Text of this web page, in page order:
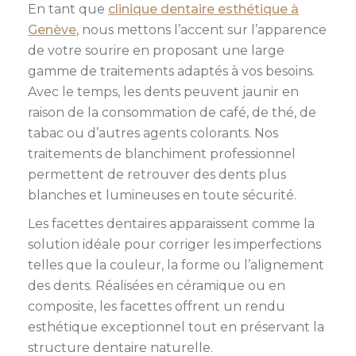
En tant que clinique dentaire esthétique à
Genève, nous mettons l’accent sur l’apparence
de votre sourire en proposant une large
gamme de traitements adaptés à vos besoins.
Avec le temps, les dents peuvent jaunir en
raison de la consommation de café, de thé, de
tabac ou d’autres agents colorants. Nos
traitements de blanchiment professionnel
permettent de retrouver des dents plus
blanches et lumineuses en toute sécurité.
Les facettes dentaires apparaissent comme la
solution idéale pour corriger les imperfections
telles que la couleur, la forme ou l’alignement
des dents. Réalisées en céramique ou en
composite, les facettes offrent un rendu
esthétique exceptionnel tout en préservant la
structure dentaire naturelle.